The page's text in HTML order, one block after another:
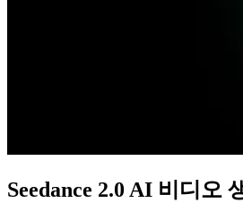
Seedance 2.0 AI 비디오